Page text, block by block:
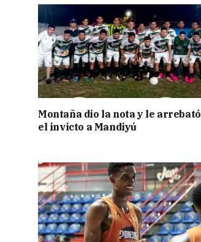
Montaña dio la nota y le arrebató
el invicto a Mandiyú